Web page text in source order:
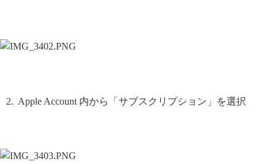
Apple Account 内から「サブスクリプション」を選択